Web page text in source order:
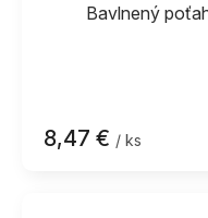
Bavlnený
8,47 € / ks